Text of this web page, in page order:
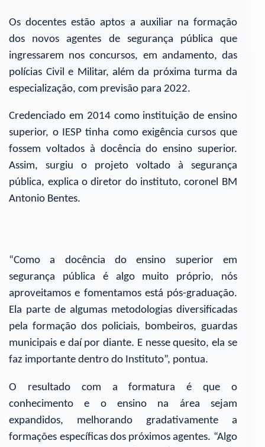
Os docentes estão aptos a auxiliar na formação
dos novos agentes de segurança pública que
ingressarem nos concursos, em andamento, das
polícias Civil e Militar, além da próxima turma da
especialização, com previsão para 2022.
Credenciado em 2014 como instituição de ensino
superior, o IESP tinha como exigência cursos que
fossem voltados à docência do ensino superior.
Assim, surgiu o projeto voltado à segurança
pública, explica o diretor do instituto, coronel BM
Antonio Bentes.
“Como a docência do ensino superior em
segurança pública é algo muito próprio, nós
aproveitamos e fomentamos está pós-graduação.
Ela parte de algumas metodologias diversificadas
pela formação dos policiais, bombeiros, guardas
municipais e daí por diante. E nesse quesito, ela se
faz importante dentro do Instituto”, pontua.
O resultado com a formatura é que o
conhecimento e o ensino na área sejam
expandidos, melhorando gradativamente a
formações específicas dos próximos agentes. “Algo